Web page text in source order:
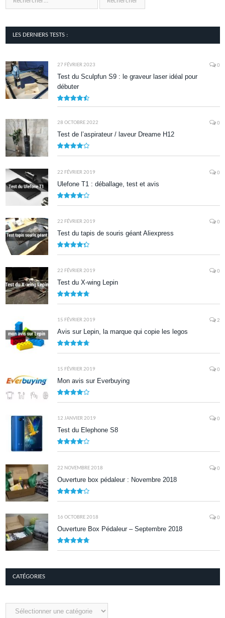
LES DERNIERS TESTS :
27 FÉVRIER 2023 0
Test du Sculpfun S9 : le graveur laser idéal pour
débuter
28 OCTOBRE 2022 0
Test de l’aspirateur / laveur Dreame H12
22 FÉVRIER 2019 0
Ulefone T1 : déballage, test et avis
22 FÉVRIER 2019 0
Test du tapis de souris géant Aliexpress
22 FÉVRIER 2019 0
Test du X-wing Lepin
15 FÉVRIER 2019 2
Avis sur Lepin, la marque qui copie les legos
15 FÉVRIER 2019 0
Mon avis sur Everbuying
12 JANVIER 2019 0
Test du Elephone S8
22 NOVEMBRE 2018 0
Ouverture box pédaleur : Novembre 2018
16 OCTOBRE 2018 0
Ouverture Box Pédaleur – Septembre 2018
CATÉGORIES
Catégories